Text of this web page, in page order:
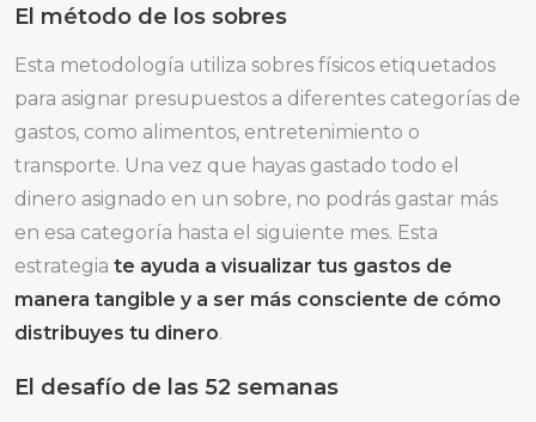
El método de los sobres
Esta metodología utiliza sobres físicos etiquetados
para asignar presupuestos a diferentes categorías de
gastos, como alimentos, entretenimiento o
transporte. Una vez que hayas gastado todo el
dinero asignado en un sobre, no podrás gastar más
en esa categoría hasta el siguiente mes. Esta
estrategia te ayuda a visualizar tus gastos de
manera tangible y a ser más consciente de cómo
distribuyes tu dinero.
El desafío de las 52 semanas